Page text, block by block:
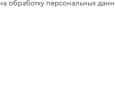
обработку персональных